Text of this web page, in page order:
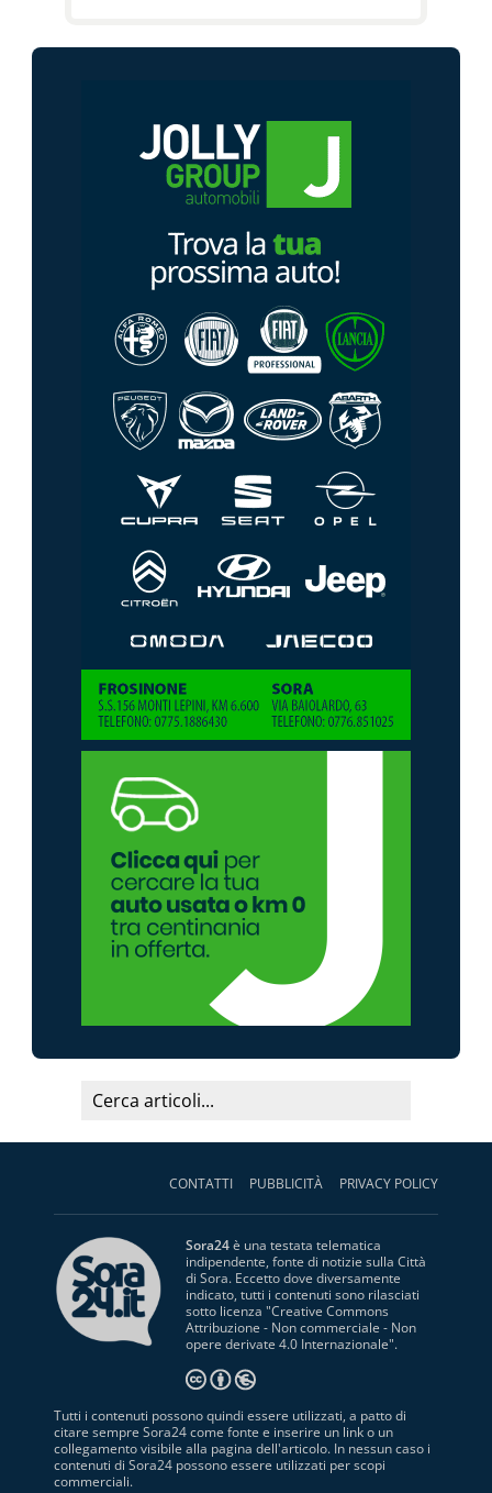
CONTATTI PUBBLICITÀ PRIVACY POLICY
Sora24è una testata telematica
indipendente, fonte di notizie sulla Città
di Sora. Eccetto dove diversamente
indicato, tutti i contenuti sono rilasciati
sotto licenza "Creative Commons
Attribuzione - Non commerciale - Non
opere derivate 4.0 Internazionale".
Tutti i contenuti possono quindi essere utilizzati, a patto di
citare sempre Sora24 come fonte e inserire un link o un
collegamento visibile alla pagina dell'articolo. In nessun caso i
contenuti di Sora24 possono essere utilizzati per scopi
commerciali.